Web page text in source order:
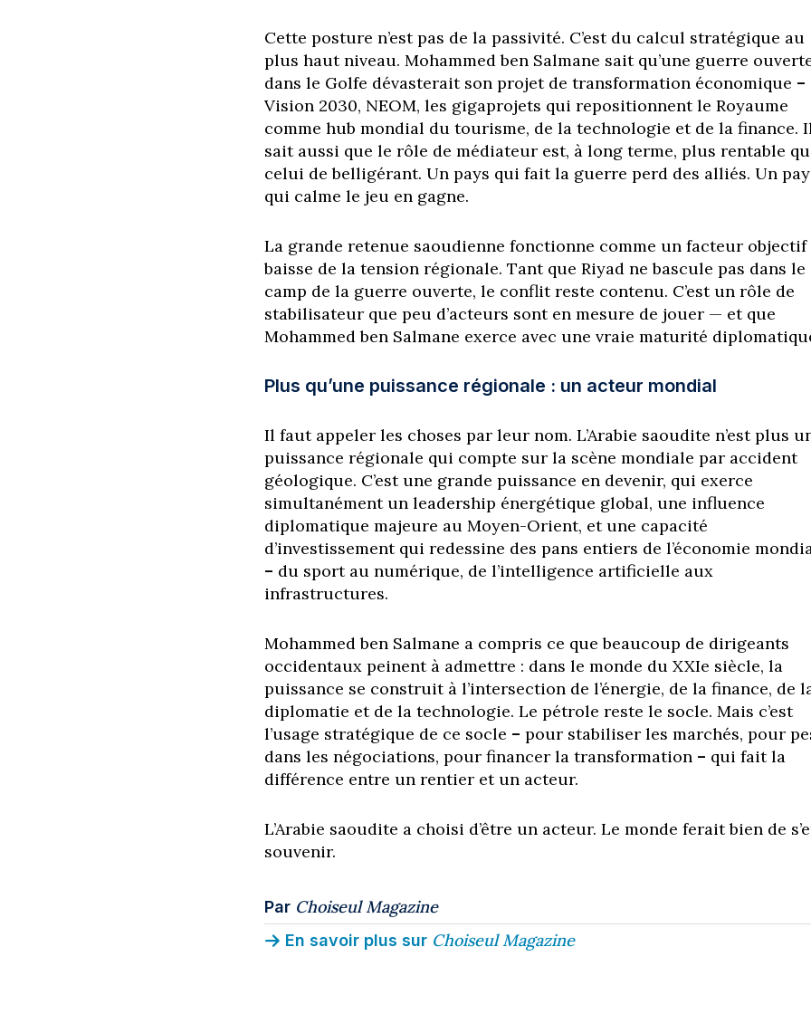
Cette posture n’est pas de la passivité. C’est du calcul stratégique au
plus haut niveau. Mohammed ben Salmane sait qu’une guerre
dans le Golfe dévasterait son projet de transformation économique –
Vision 2030, NEOM, les gigaprojets qui repositionnent le Royaume
comme hub mondial du tourisme, de la technologie et de la finance.
sait aussi que le rôle de médiateur est, à long terme, plus rentable
celui de belligérant. Un pays qui fait la guerre perd des alliés. Un
qui calme le jeu en gagne.
La grande retenue saoudienne fonctionne comme un facteur objectif
baisse de la tension régionale. Tant que Riyad ne bascule pas dans le
camp de la guerre ouverte, le conflit reste contenu. C’est un rôle de
stabilisateur que peu d’acteurs sont en mesure de jouer — et que
Mohammed ben Salmane exerce avec une vraie maturité
Plus qu’une puissance régionale : un acteur mondial
Il faut appeler les choses par leur nom. L’Arabie saoudite n’est plus
puissance régionale qui compte sur la scène mondiale par accident
géologique. C’est une grande puissance en devenir, qui exerce
simultanément un leadership énergétique global, une influence
diplomatique majeure au Moyen-Orient, et une capacité
d’investissement qui redessine des pans entiers de l’économie
– du sport au numérique, de l’intelligence artificielle aux
infrastructures.
Mohammed ben Salmane a compris ce que beaucoup de dirigeants
occidentaux peinent à admettre : dans le monde du XXIe siècle, la
puissance se construit à l’intersection de l’énergie, de la finance, de
diplomatie et de la technologie. Le pétrole reste le socle. Mais c’est
l’usage stratégique de ce socle – pour stabiliser les marchés, pour
dans les négociations, pour financer la transformation – qui fait la
différence entre un rentier et un acteur.
L’Arabie saoudite a choisi d’être un acteur. Le monde ferait bien de
souvenir.
Par Choiseul Magazine
En savoir plus sur Choiseul Magazine